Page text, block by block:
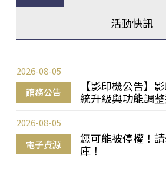
活動快訊
館務公告
【影印機公告】
統升級與功能調
2026-08-05
電子資源
您可能被停權！
庫！
2026-08-05